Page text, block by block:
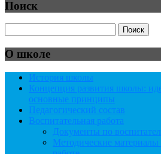
Поиск
О школе
История школы
Концепция развития школы:
основные принципы
Педагогический состав
Воспитательная работа
Документы по
Методические материалы